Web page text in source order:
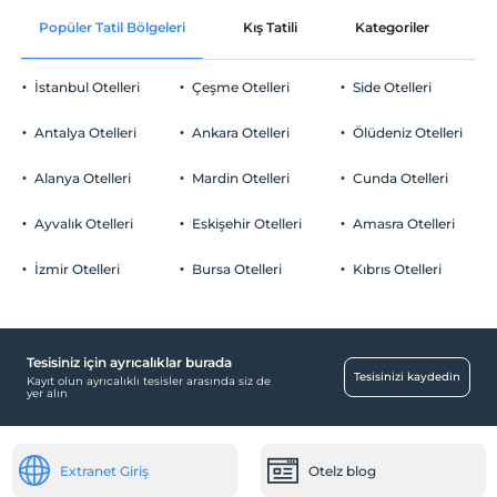
Ortak alanlar ve bazı odalar
Otopark
Ücretsiz Halka Açık Otopark
Havuz
Asansör
Check/out
En geç saat 12:00 ve öncesi
Evcil Hayvan
2 yaşına kadar olan bebekler ücretsizdir.
Popüler Tatil Bölgeleri Kış Tatili Kategoriler
İstanbul Otelleri
Antalya Otelleri
Alanya Otelleri
Ayvalık Otelleri
İzmir Otelleri
Çeşme Otelleri
Ankara Otelleri
Mardin Otelleri
Eskişehir Otelleri
Bursa Otelleri
Side Otelleri
Ölüdeniz Otelleri
Cunda Otelleri
Amasra Otelleri
Kıbrıs Otelleri
Tesisiniz için ayrıcalıklar burada
Kayıt olun ayrıcalıklı tesisler arasında siz de
yer alın
Tesisinizi kaydedin
Extranet Giriş Otelz blog